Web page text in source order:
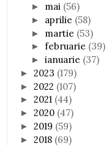
► mai (56)
► aprilie (58)
► martie (53)
►februarie (39)
►ianuarie (37)
►2023 (179)
►2022 (107)
►2021 (44)
►2020 (47)
►2019 (59)
►2018 (69)